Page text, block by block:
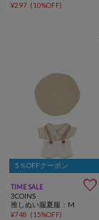
¥297 (10%OFF)
5％OFFクーポン
TIME SALE 
3COINS
推しぬい服夏服：M
¥748 (15%OFF)